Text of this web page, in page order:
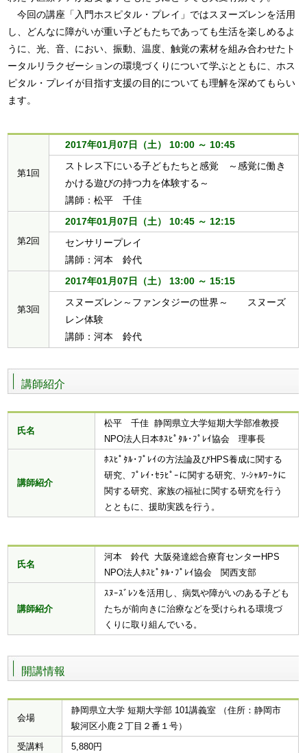
今回の講座「入門ホスピタル・プレイ」ではスヌーズレンを活用
し、どんなに障がいが重い子どもたちであっても生活を楽しめるよ
うに、光、音、におい、振動、温度、触覚の素材を組み合わせたト
ータルリラクゼーションの環境づくりについて学ぶとともに、ホス
ピタル・プレイが目指す支援の目的についても理解を深めてもらい
第1回
2017年01月07日（土） 10:00 ～ 10:45
ストレス下にいる子どもたちと感覚 ～感覚に働き
かける遊びの持つ力を体験する～
講師：松平 千佳
第2回
2017年01月07日（土） 10:45 ～ 12:15
センサリープレイ
講師：河本 鈴代
第3回
2017年01月07日（土） 13:00 ～ 15:15
スヌーズレン～ファンタジーの世界～ スヌーズ
レン体験
講師：河本 鈴代
講師紹介
氏名
松平 千佳 静岡県立大学短期大学部准教授
NPO法人日本ﾎｽﾋﾟﾀﾙ･ﾌﾟﾚｲ協会 理事長
講師紹介
ﾎｽﾋﾟﾀﾙ･ﾌﾟﾚｲの方法論及びHPS養成に関する
研究、ﾌﾟﾚｲ･ｾﾗﾋﾟｰに関する研究、ｿ-ｼｬﾙﾜｰｸに
関する研究、家族の福祉に関する研究を行う
とともに、援助実践を行う。
氏名
河本 鈴代 大阪発達総合療育センターHPS
NPO法人ﾎｽﾋﾟﾀﾙ･ﾌﾟﾚｲ協会 関西支部
講師紹介
ｽﾇｰｽﾞﾚﾝを活用し、病気や障がいのある子ども
たちが前向きに治療などを受けられる環境づ
くりに取り組んでいる。
開講情報
会場
静岡県立大学 短期大学部 101講義室 （住所：静岡市
駿河区小鹿２丁目２番１号）
受講料
5,880円